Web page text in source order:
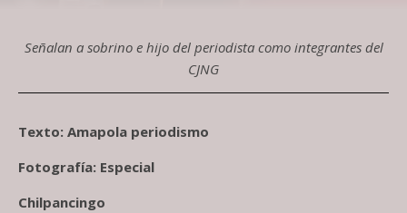
Señalan a sobrino e hijo del periodista como integrantes del
CJNG
Texto: Amapola periodismo
Fotografía: Especial
Chilpancingo